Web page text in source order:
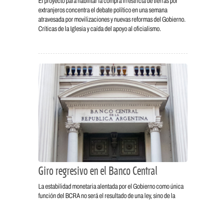
extranjeros concentra el debate político en una semana
atravesada por movilizaciones y nuevas reformas del Gobierno.
Críticas de la Iglesia y caída del apoyo al oficialismo.
Giro regresivo en el Banco Central
La estabilidad monetaria alentada por el Gobierno como única
función del BCRA no será el resultado de una ley, sino de la